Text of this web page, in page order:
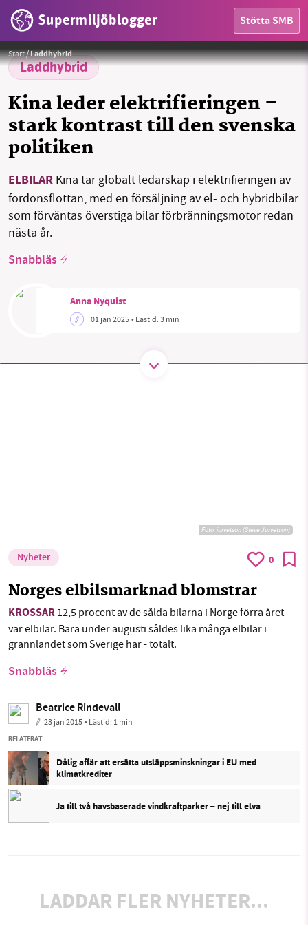
Supermiljöbloggen Stötta SMB
HEM
OMRÅDEN
MILJÖFAKTA
OM OSS
Sök Sparade inlägg Tipsa oss
Start/Laddhybrid
Laddhybrid
Kina leder elektrifieringen –
stark kontrast till den svenska
politiken
ELBILAR Kina tar globalt ledarskap i elektrifieringen av
fordonsflottan, med en försäljning av el- och hybridbilar
som förväntas överstiga bilar förbränningsmotor redan
nästa år.
Snabbläs
Anna Nyquist
01 jan 2025• Lästid:3 min
andreas160578 / Pixabay
Foto:jurvetson (Steve Jurvetson)
Nyheter 0
Norges elbilsmarknad blomstrar
KROSSAR 12,5 procent av de sålda bilarna i Norge förra året
var elbilar. Bara under augusti såldes lika många elbilar i
grannlandet som Sverige har - totalt.
Snabbläs
Beatrice Rindevall
23 jan 2015• Lästid: 1 min
RELATERAT
Dålig affär att ersätta utsläppsminskningar i EU med
klimatkrediter
Ja till två havsbaserade vindkraftparker – nej till elva
LADDAR FLER NYHETER...
SMB kämpar för en hållbar framtid. Sedan